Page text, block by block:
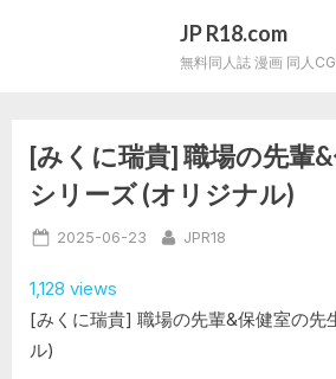
JP R18.com
無料同人誌 漫画 同人
[みくに瑞貴] 職場の先輩
シリーズ (オリジナル)
Posted
2025-06-23 By
JPR18
1,128 views
[みくに瑞貴] 職場の先輩&保健室の先
ル)